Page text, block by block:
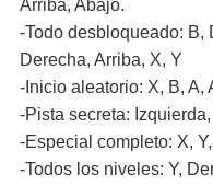
Arriba, Abajo.
-Todo desbloqueado: B,
Derecha, Arriba, X, Y
-Inicio aleatorio: X, B, A,
-Pista secreta:
-Especial completo: X,
-Todos los niveles: Y,